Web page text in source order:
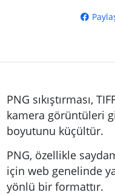
PNG sıkıştırması,
kamera görüntüleri
boyutunu küçültür.
PNG, özellikle
için web genelinde
yönlü bir formattır.